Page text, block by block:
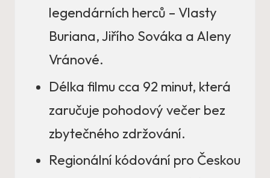
legendárních herců – Vlasty
Buriana, Jiřího Sováka a Aleny
Vránové.
Délka filmu cca 92 minut, která
zaručuje pohodový večer bez
zbytečného zdržování.
Regionální kódování pro Českou